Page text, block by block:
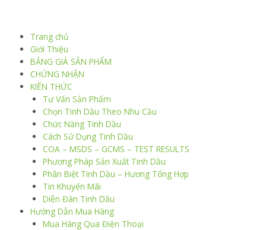
Trang chủ
Giới Thiệu
BẢNG GIÁ SẢN PHẨM
CHỨNG NHẬN
KIẾN THỨC
Tư Vấn Sản Phẩm
Chọn Tinh Dầu Theo Nhu Cầu
Chức Năng Tinh Dầu
Cách Sử Dụng Tinh Dầu
COA – MSDS – GCMS – TEST RESULTS
Phương Pháp Sản Xuất Tinh Dầu
Phân Biệt Tinh Dầu – Hương Tổng Hợp
Tin Khuyến Mãi
Diễn Đàn Tinh Dầu
Hướng Dẫn Mua Hàng
Mua Hàng Qua Điện Thoại